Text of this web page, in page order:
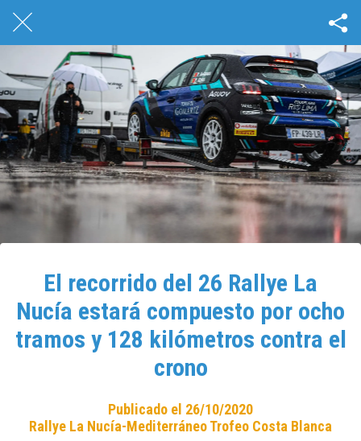
El recorrido del 26 Rallye La
Nucía estará compuesto por ocho
tramos y 128 kilómetros contra el
crono
Publicado el 26/10/2020
Rallye La Nucía-Mediterráneo Trofeo Costa Blanca